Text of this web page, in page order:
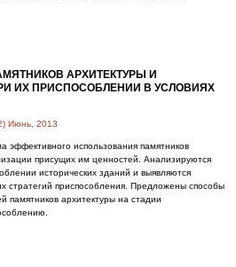
АРХИТЕКТУРЫ И
ИХ ПРИСПОСОБЛЕНИИ В УСЛОВИЯХ
Июнь, 2013
эффективного использования памятников
присущих им ценностей. Анализируются
исторических зданий и выявляются
стратегий приспособления. Предложены способы
памятников архитектуры на стадии